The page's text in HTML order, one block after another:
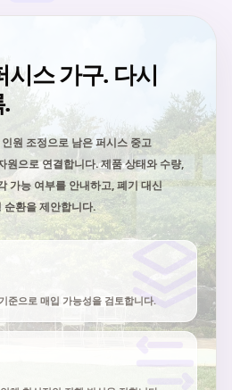
시스 가구. 다시
원 조정으로 남은 퍼시스 중고
원으로 연결합니다. 제품 상태와 수량,
가능 여부를 안내하고, 폐기 대신
환을 제안합니다.
준으로 매입 가능성을 검토합니다.